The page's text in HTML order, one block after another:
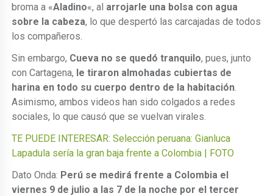
broma a «Aladino«, al arrojarle una bolsa con agua
sobre la cabeza, lo que despertó las carcajadas de todos
los compañeros.
Sin embargo, Cueva no se quedó tranquilo, pues, junto
con Cartagena, le tiraron almohadas cubiertas de
harina en todo su cuerpo dentro de la habitación.
Asimismo, ambos videos han sido colgados a redes
sociales, lo que causó que se vuelvan virales.
TE PUEDE INTERESAR: Selección peruana: Gianluca
Lapadula sería la gran baja frente a Colombia | FOTO
Dato Onda: Perú se medirá frente a Colombia el
viernes 9 de julio a las 7 de la noche por el tercer